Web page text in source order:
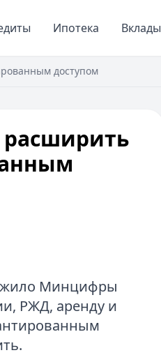
Ипотека Вклады
доступом
Минцифры
РЖД, аренду и